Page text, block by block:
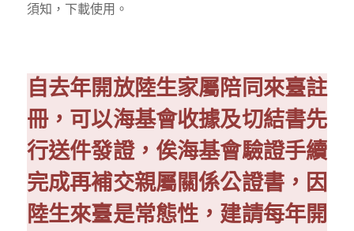
須知，下載使用。
自去年開放陸生家屬陪同來臺註
冊，可以海基會收據及切結書先
行送件發證，俟海基會驗證手續
完成再補交親屬關係公證書，因
陸生來臺是常態性，建請每年開